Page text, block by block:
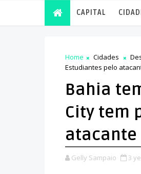
CAPITAL
Home Cidades
Estudiantes pelo
Bahia
City tem
atacante
Gelly Sampaio 3